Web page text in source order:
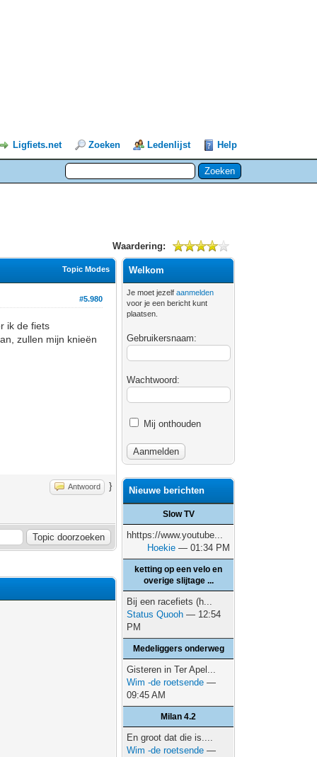
Ligfiets.net Zoeken Ledenlijst Help
Waardering:
Topic Modes
#5.980
ik de fiets
zullen mijn knieën
Antwoord }
Welkom
Je moet jezelfaanmelden
voor je een bericht kunt
plaatsen.
Gebruikersnaam:
Wachtwoord:
Mij onthouden
Nieuwe berichten
Slow TV
hhttps://www.youtube...
Hoekie — 01:34 PM
ketting op een velo en
overige slijtage ...
Bij een racefiets (h...
Status Quooh — 12:54
PM
Medeliggers onderweg
Gisteren in Ter Apel...
Wim -de roetsende —
09:45 AM
Milan 4.2
En groot dat die is....
Wim -de roetsende —